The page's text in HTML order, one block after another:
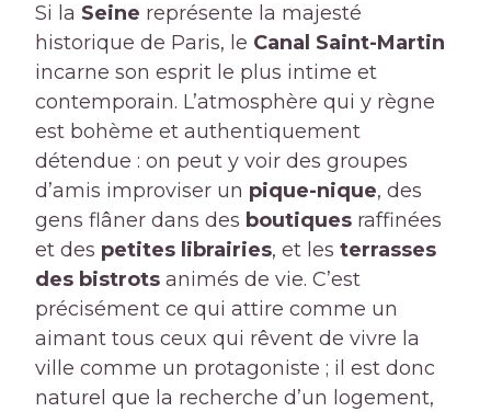
Si la Seine représente la majesté
historique de Paris, le Canal Saint-Martin
incarne son esprit le plus intime et
contemporain. L’atmosphère qui y règne
est bohème et authentiquement
détendue : on peut y voir des groupes
d’amis improviser un pique-nique, des
gens flâner dans des boutiques raffinées
et des petites librairies, et les terrasses
des bistrots animés de vie. C’est
précisément ce qui attire comme un
aimant tous ceux qui rêvent de vivre la
ville comme un protagoniste ; il est donc
naturel que la recherche d’un logement,